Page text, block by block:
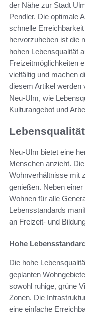
der Nähe zur Stadt
Pendler. Die optimale
schnelle
hervorzuheben ist die
hohen Lebensqualität
Freizeitmöglichkeiten
vielfältig und machen
diesem Artikel werden
Neu-Ulm, wie
Kulturangebot und
Neu-Ulm bietet eine
Menschen anzieht.
Wohnverhältnisse mit
genießen. Neben
Wohnen für alle
Lebensstandards
an Freizeit- und
Hohe
Die hohe
geplanten
sowohl ruhige, grüne
Zonen. Die
eine einfache